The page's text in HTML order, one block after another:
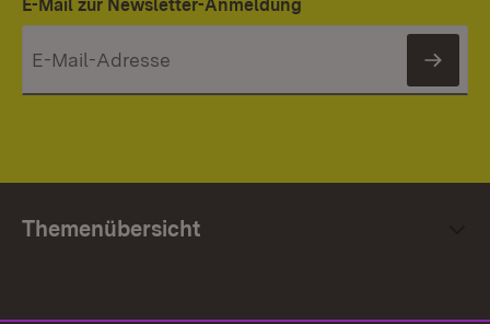
E-Mail zur Newsletter-Anmeldung
Themenübersicht